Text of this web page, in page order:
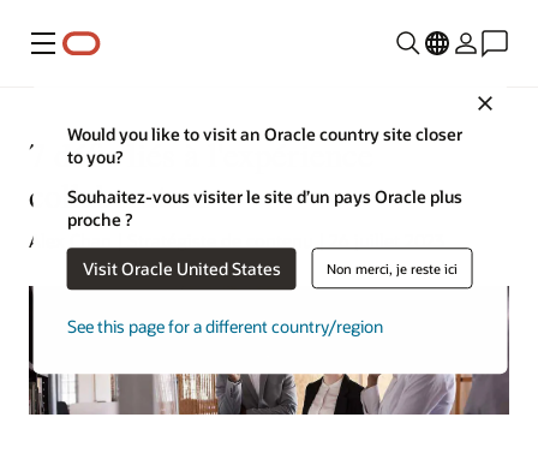
Menu
Would you like to visit an Oracle country site closer
to you?
Souhaitez-vous visiter le site d’un pays Oracle plus
proche ?
Visit Oracle United States Non merci, je reste ici
See this page for a different country/region
7 défis liés à l'expérience
collaborateur
Alex Chan | Stratégiste de contenu | 26 juillet 2023